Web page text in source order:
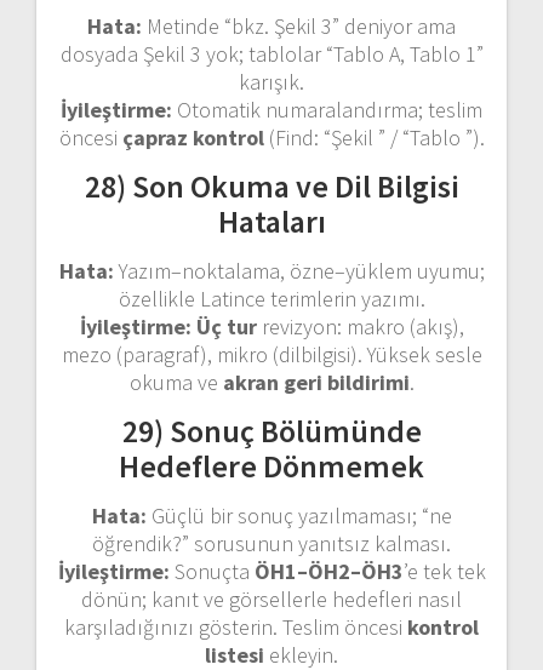
Hata: Metinde “bkz. Şekil 3” deniyor ama
dosyada Şekil 3 yok; tablolar “Tablo A, Tablo 1”
karışık.
İyileştirme: Otomatik numaralandırma; teslim
öncesi çapraz kontrol(Find: “Şekil ” / “Tablo ”).
28) Son Okuma ve Dil Bilgisi
Hataları
Hata:Yazım–noktalama, özne–yüklem uyumu;
özellikle Latince terimlerin yazımı.
İyileştirme: Üç turrevizyon: makro (akış),
mezo (paragraf), mikro (dilbilgisi). Yüksek sesle
okuma ve akran geri bildirimi.
29) Sonuç Bölümünde
Hedeflere Dönmemek
Hata: Güçlü bir sonuç yazılmaması; “ne
öğrendik?” sorusunun yanıtsız kalması.
İyileştirme: Sonuçta ÖH1–ÖH2–ÖH3’e tek tek
dönün; kanıt ve görsellerle hedefleri nasıl
karşıladığınızı gösterin. Teslim öncesi kontrol
listesi ekleyin.